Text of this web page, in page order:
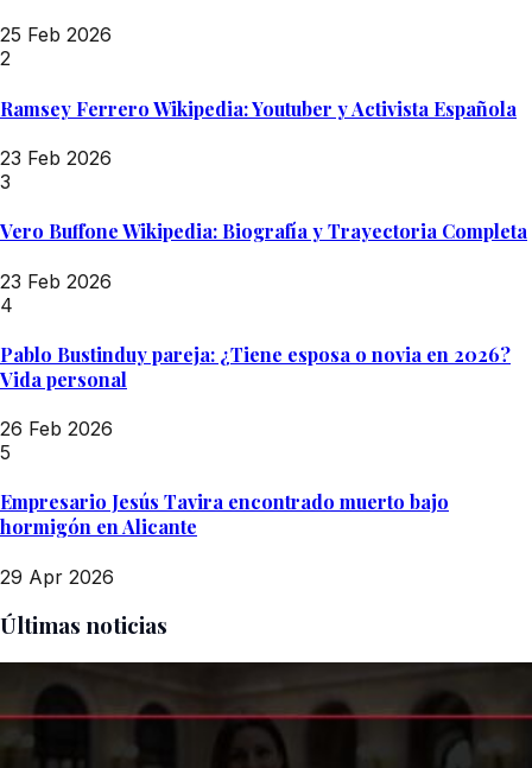
25 Feb 2026
2
Ramsey Ferrero Wikipedia: Youtuber y Activista Española
23 Feb 2026
3
Vero Buffone Wikipedia: Biografía y Trayectoria Completa
23 Feb 2026
4
Pablo Bustinduy pareja: ¿Tiene esposa o novia en 2026?
Vida personal
26 Feb 2026
5
Empresario Jesús Tavira encontrado muerto bajo
hormigón en Alicante
29 Apr 2026
Últimas noticias